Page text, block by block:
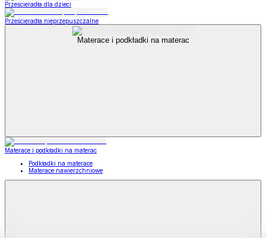
Prześcieradła dla dzieci
Prześcieradła nieprzepuszczalne
Materace i podkładki na materac
Materace i podkładki na materac
Podkładki na materace
Materace nawierzchniowe